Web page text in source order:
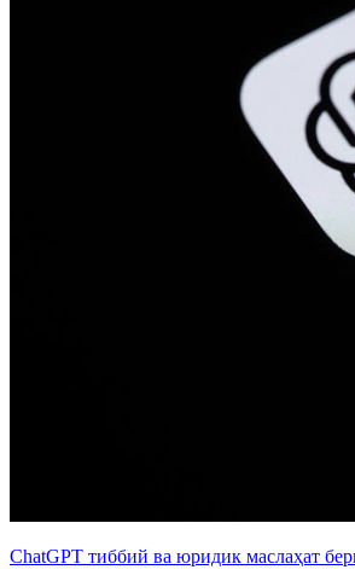
ChatGPT тиббий ва юридик маслаҳат